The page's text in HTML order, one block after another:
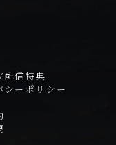
配信特典
シーポリシー